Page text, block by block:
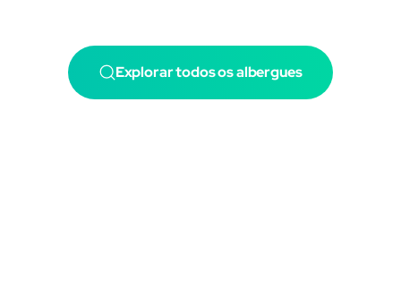
Explorar todos os albergues